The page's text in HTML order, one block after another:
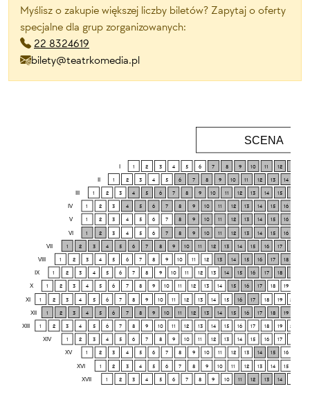
Myślisz o zakupie większej liczby biletów? Zapytaj o oferty
specjalne dla grup zorganizowanych:
22 8324619
bilety@teatrkomedia.pl
I
IV
V
VI
VII
VIII
IX
X
XI
XII
XIII
XIV
XV
XVI
XVII
SCENA
1 2 3 4 5 6 7 8 9 10 11 12
1 2 3 4 5 6 7 8 9 10 11 12 13 14
1 2 3 4 5 6 7 8 9 10 11 12 13 14 15
1 2 3 4 5 6 7 8 9 10 11 12 13 14 15 16
1 2 3 4 5 6 7 8 9 10 11 12 13 14 15 16
1 2 3 4 5 6 7 8 9 10 11 12 13 14 15 16
1 2 3 4 5 6 7 8 9 10 11 12 13 14 15 16 17
1 2 3 4 5 6 7 8 9 10 11 12 13 14 15 16 17 18
1 2 3 4 5 6 7 8 9 10 11 12 13 14 15 16 17 18
1 2 3 4 5 6 7 8 9 10 11 12 13 14 15 16 17 18 19
1 2 3 4 5 6 7 8 9 10 11 12 13 14 15 16 17 18 19 20
1 2 3 4 5 6 7 8 9 10 11 12 13 14 15 16 17 18 19
1 2 3 4 5 6 7 8 9 10 11 12 13 14 15 16 17 18 19 20
1 2 3 4 5 6 7 8 9 10 11 12 13 14 15 16 17
1 2 3 4 5 6 7 8 9 10 11 12 13 14 15 16
1 2 3 4 5 6 7 8 9 10 11 12 13 14 15
1 2 3 4 5 6 7 8 9 10 11 12 13 14